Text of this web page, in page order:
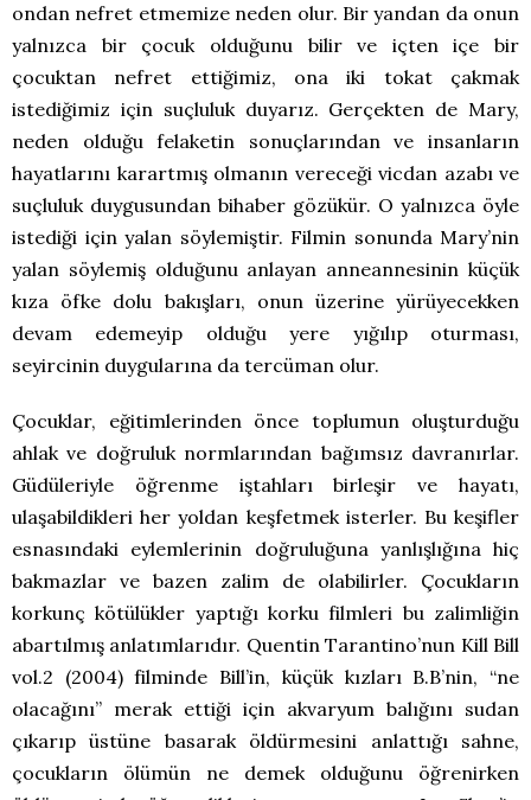
ondan nefret etmemize neden olur. Bir yandan da onun
yalnızca bir çocuk olduğunu bilir ve içten içe bir
çocuktan nefret ettiğimiz, ona iki tokat çakmak
istediğimiz için suçluluk duyarız. Gerçekten de Mary,
neden olduğu felaketin sonuçlarından ve insanların
hayatlarını karartmış olmanın vereceği vicdan azabı ve
suçluluk duygusundan bihaber gözükür. O yalnızca öyle
istediği için yalan söylemiştir. Filmin sonunda Mary’nin
yalan söylemiş olduğunu anlayan anneannesinin küçük
kıza öfke dolu bakışları, onun üzerine yürüyecekken
devam edemeyip olduğu yere yığılıp oturması,
seyircinin duygularına da tercüman olur.
Çocuklar, eğitimlerinden önce toplumun oluşturduğu
ahlak ve doğruluk normlarından bağımsız davranırlar.
Güdüleriyle öğrenme iştahları birleşir ve hayatı,
ulaşabildikleri her yoldan keşfetmek isterler. Bu keşifler
esnasındaki eylemlerinin doğruluğuna yanlışlığına hiç
bakmazlar ve bazen zalim de olabilirler. Çocukların
korkunç kötülükler yaptığı korku filmleri bu zalimliğin
abartılmış anlatımlarıdır. Quentin Tarantino’nun Kill Bill
vol.2 (2004) filminde Bill’in, küçük kızları B.B’nin, “ne
olacağını” merak ettiği için akvaryum balığını sudan
çıkarıp üstüne basarak öldürmesini anlattığı sahne,
çocukların ölümün ne demek olduğunu öğrenirken